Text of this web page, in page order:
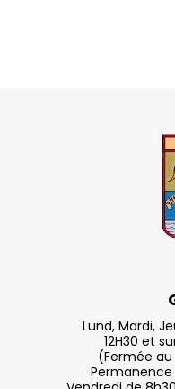
Lund, Mardi,
12H30 et
(Fermée